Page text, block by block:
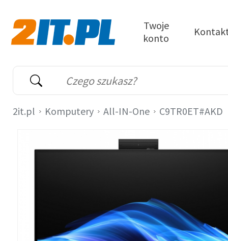
Wyszukiwarka
Słowo kluczowe
Twoje
konto
2it.pl Komputery All-IN-One C9TR0ET#AKD